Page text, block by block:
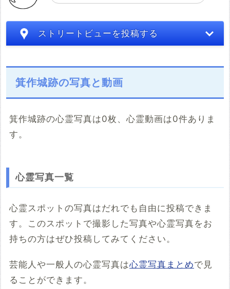
ストリートビューを投稿する
※「共有HTML」はパソコンでしか取得できないようです
例：<iframe src="https://www.google.com/maps/embed?
pb=******" width="600" height="450" frameborder="0"
コメント
箕作城跡の写真と動画
箕作城跡の心霊写真は0枚、心霊動画は0件ありま
す。
心霊写真一覧
心霊スポットの写真はだれでも自由に投稿できま
す。このスポットで撮影した写真や心霊写真をお
持ちの方はぜひ投稿してみてください。
芸能人や一般人の心霊写真は心霊写真まとめで見
ることができます。